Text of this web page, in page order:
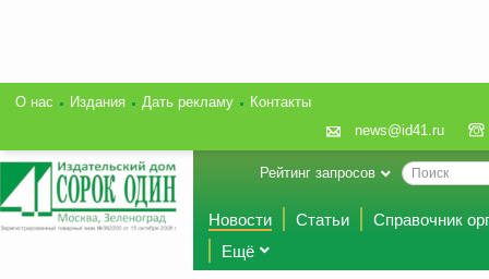
О нас Издания Дать рекламу
Контакты
news@id41.ru
Рейтинг запросов
Новости Статьи
Справочник
Ещё